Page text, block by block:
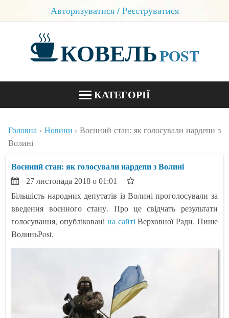
Авторизуватися / Реєструватися
КОВЕЛЬPOST
КАТЕГОРІЇ
Головна Новини
Воєнний стан: як голосували нардепи з
Волині
Воєнний стан: як голосували нардепи з Волині
27 листопада 2018 о 01:01
Більшість народних депутатів із Волині проголосували за
введення воєнного стану. Про це свідчать результати
голосування, опубліковані на сайтіВерховної Ради. Пише
ВолиньРost.